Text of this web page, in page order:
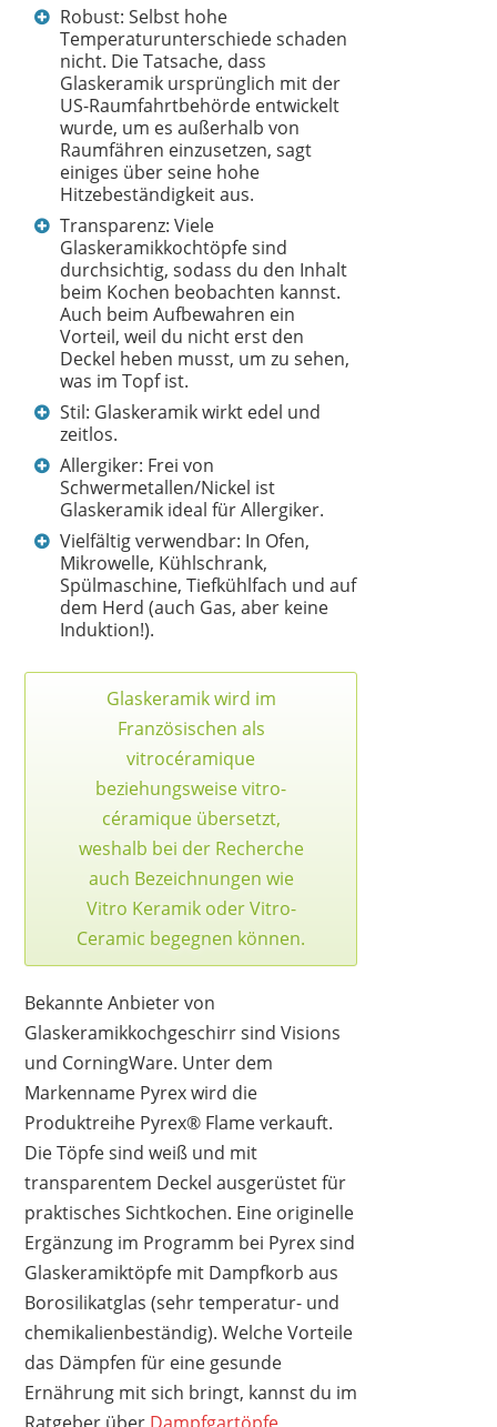
Robust: Selbst hohe
Temperaturunterschiede schaden
nicht. Die Tatsache, dass
Glaskeramik ursprünglich mit der
US-Raumfahrtbehörde entwickelt
wurde, um es außerhalb von
Raumfähren einzusetzen, sagt
einiges über seine hohe
Hitzebeständigkeit aus.
Transparenz: Viele
Glaskeramikkochtöpfe sind
durchsichtig, sodass du den Inhalt
beim Kochen beobachten kannst.
Auch beim Aufbewahren ein
Vorteil, weil du nicht erst den
Deckel heben musst, um zu sehen,
was im Topf ist.
Stil: Glaskeramik wirkt edel und
zeitlos.
Allergiker: Frei von
Schwermetallen/Nickel ist
Glaskeramik ideal für Allergiker.
Vielfältig verwendbar: In Ofen,
Mikrowelle, Kühlschrank,
Spülmaschine, Tiefkühlfach und auf
dem Herd (auch Gas, aber keine
Induktion!).
Glaskeramik wird im
Französischen als
vitrocéramique
beziehungsweise vitro-
céramique übersetzt,
weshalb bei der Recherche
auch Bezeichnungen wie
Vitro Keramik oder Vitro-
Ceramic begegnen können.
Bekannte Anbieter von
Glaskeramikkochgeschirr sind Visions
und CorningWare. Unter dem
Markenname Pyrex wird die
Produktreihe Pyrex® Flame verkauft.
Die Töpfe sind weiß und mit
transparentem Deckel ausgerüstet für
praktisches Sichtkochen. Eine originelle
Ergänzung im Programm bei Pyrex sind
Glaskeramiktöpfe mit Dampfkorb aus
Borosilikatglas (sehr temperatur- und
chemikalienbeständig). Welche Vorteile
das Dämpfen für eine gesunde
Ernährung mit sich bringt, kannst du im